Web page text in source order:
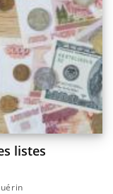
listes